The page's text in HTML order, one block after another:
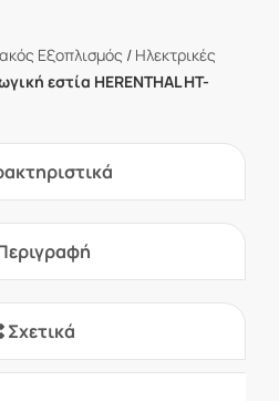
Εξοπλισμός / Ηλεκτρικές
εστία HERENTHAL HT-
Σχετικά